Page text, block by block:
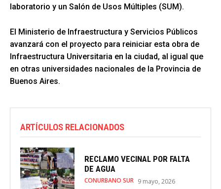
laboratorio y un Salón de Usos Múltiples (SUM).
El Ministerio de Infraestructura y Servicios Públicos
avanzará con el proyecto para reiniciar esta obra de
Infraestructura Universitaria en la ciudad, al igual que
en otras universidades nacionales de la Provincia de
Buenos Aires.
ARTÍCULOS RELACIONADOS
RECLAMO VECINAL POR FALTA
DE AGUA
CONURBANO SUR 9 mayo, 2026